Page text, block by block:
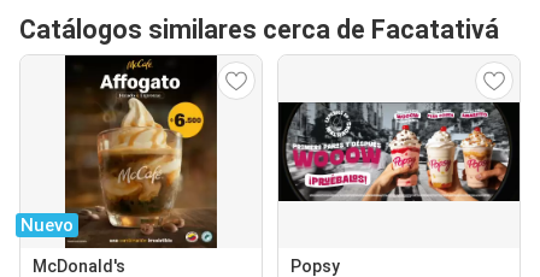
Catálogos similares cerca de Facatativá
Nuevo
McDonald's Popsy